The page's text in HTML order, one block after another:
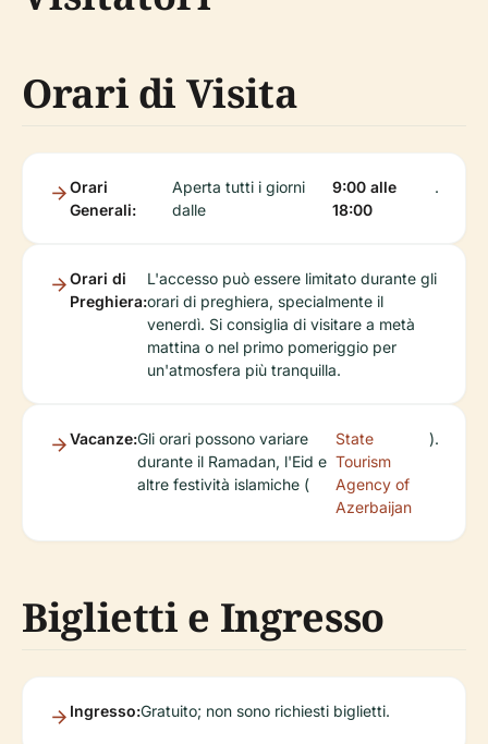
Orari di Visita
Orari
Generali:
Aperta tutti i giorni
dalle
9:00 alle
18:00
.
Orari di
Preghiera:
L'accesso può essere limitato durante gli
orari di preghiera, specialmente il
venerdì. Si consiglia di visitare a metà
mattina o nel primo pomeriggio per
un'atmosfera più tranquilla.
Vacanze:Gli orari possono variare
durante il Ramadan, l'Eid e
altre festività islamiche (
State
Tourism
Agency of
Azerbaijan
).
Biglietti e Ingresso
Ingresso:Gratuito; non sono richiesti biglietti.